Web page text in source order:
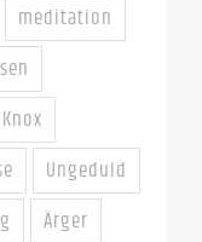
meditation
Ungeduld
Ärger